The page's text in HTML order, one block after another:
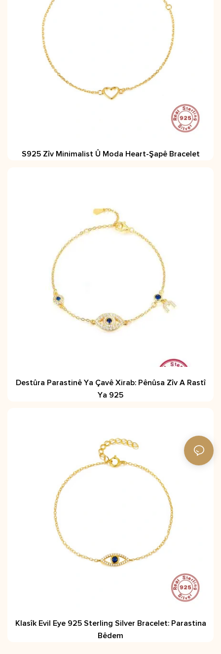
S925 Zîv Minimalist Û Moda Heart-Şapê Bracelet
Destûra Parastinê Ya Çavê Xirab: Pênûsa Zîv A Rastî
Ya 925
Klasîk Evil Eye 925 Sterling Silver Bracelet: Parastina
Bêdem